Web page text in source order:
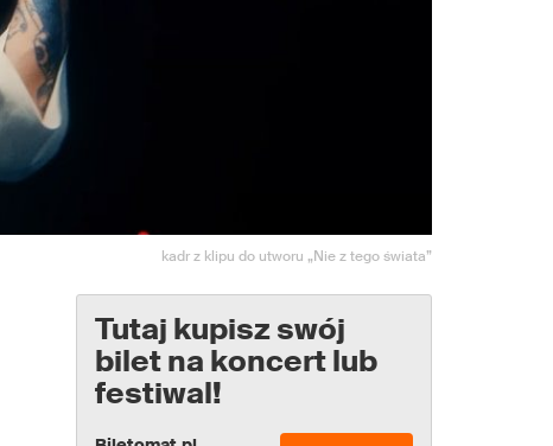
kadr z klipu do utworu „Nie z tego świata”
Tutaj kupisz swój
bilet na koncert lub
festiwal!